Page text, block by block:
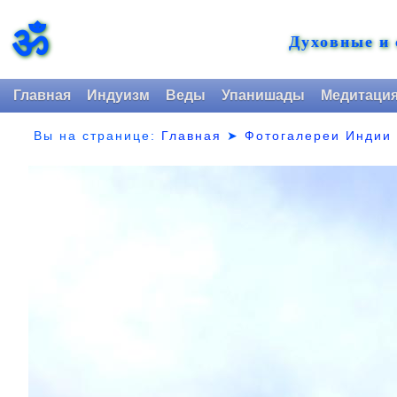
ॐ Духовные и
Главная Индуизм Веды Упанишады
Вы на странице: Главная ➤Фотогалереи Индии